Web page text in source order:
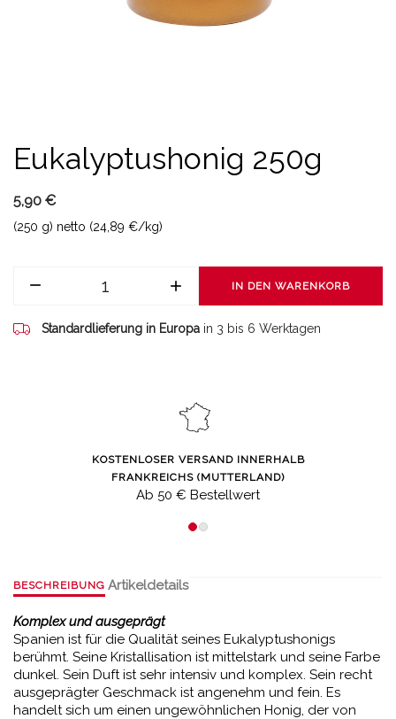
Eukalyptushonig 250g
5,90 €
(250 g) netto (24,89 €/kg)
IN DEN WARENKORB
Standardlieferung in Europa in 3 bis 6 Werktagen
KOSTENLOSER VERSAND INNERHALB
FRANKREICHS (MUTTERLAND)
Ab 50 € Bestellwert
BESCHREIBUNG Artikeldetails
Komplex und ausgeprägt
Spanien ist für die Qualität seines Eukalyptushonigs
berühmt. Seine Kristallisation ist mittelstark und seine Farbe
dunkel. Sein Duft ist sehr intensiv und komplex. Sein recht
ausgeprägter Geschmack ist angenehm und fein. Es
handelt sich um einen ungewöhnlichen Honig, der von